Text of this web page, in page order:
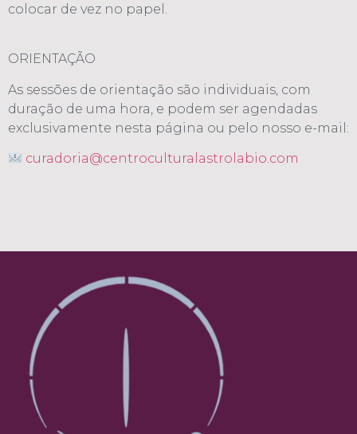
colocar de vez no papel.
ORIENTAÇÃO
As sessões de orientação são individuais, com
duração de uma hora, e podem ser agendadas
exclusivamente nesta página ou pelo nosso e-mail:
curadoria@centroculturalastrolabio.com